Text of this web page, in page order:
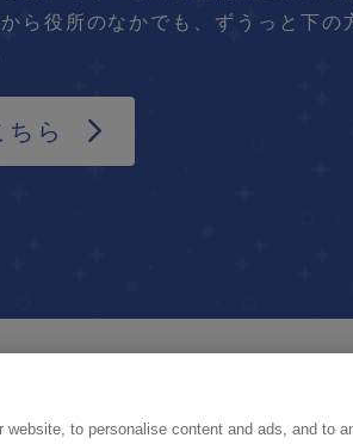
ら役所のなかでも、ずうっと下の
ちら
to personalise content and ads, and to